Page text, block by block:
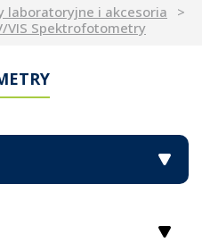
laboratoryjne i akcesoria
VIS Spektrofotometry